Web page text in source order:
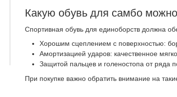
Какую обувь для самбо
Спортивная обувь для единоборств должна
Хорошим сцеплением с поверхностью:
Амортизацией ударов: качественное
Защитой пальцев и голеностопа от ряда
При покупке важно обратить внимание на